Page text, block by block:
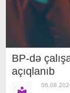
BP-də
açıqlanıb